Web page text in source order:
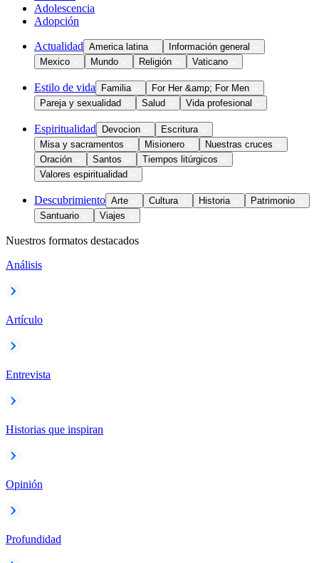
Adolescencia
Adopción
Actualidad America latina
Información general
Mexico
Mundo Religión Vaticano
Estilo de vida Familia
For Her &amp; For Men
Pareja y sexualidad
Salud Vida profesional
Espiritualidad Devocion
Escritura
Misa y sacramentos
Misionero
Nuestras cruces
Oración
Santos
Tiempos litúrgicos
Valores espiritualidad
Descubrimiento Arte Cultura Historia
Patrimonio
Santuario
Viajes
Nuestros formatos destacados
Análisis
Artículo
Entrevista
Historias que inspiran
Opinión
Profundidad